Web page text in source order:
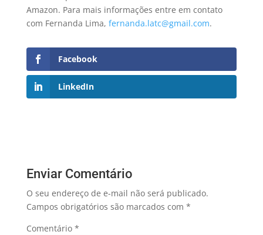
Amazon. Para mais informações entre em contato
com Fernanda Lima, fernanda.latc@gmail.com.
Facebook
LinkedIn
Enviar Comentário
O seu endereço de e-mail não será publicado.
Campos obrigatórios são marcados com *
Comentário *